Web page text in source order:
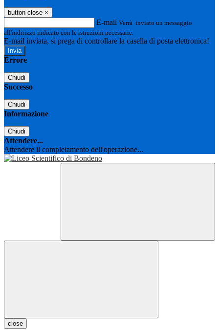
button close ×
E-mail Verrà inviato un messaggio
all'indirizzo indicato con le istruzioni necessarie.
E-mail inviata, si prega di controllare la casella di posta elettronica!
Errore
Chiudi
Successo
Chiudi
Informazione
Chiudi
Attendere...
Attendere il completamento dell'operazione...
close